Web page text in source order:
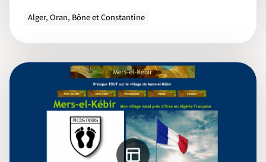
Alger, Oran, Bône et Constantine